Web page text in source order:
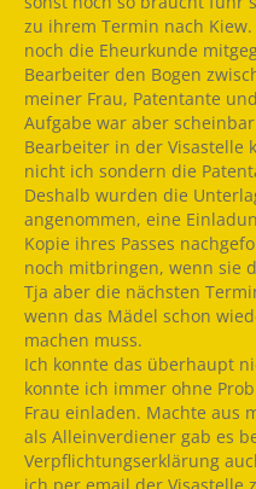
zu ihrem Termin nach
noch die Eheurkunde
Bearbeiter den Bogen
meiner Frau, Patentante
Aufgabe war aber
Bearbeiter in der Visastelle
nicht ich sondern die
Deshalb wurden die
angenommen, eine
Kopie ihres Passes
noch mitbringen, wenn sie
Tja aber die nächsten
wenn das Mädel schon
machen muss.
Ich konnte das überhaupt
konnte ich immer ohne
Frau einladen. Machte aus
als Alleinverdiener gab es
Verpflichtungserklärung